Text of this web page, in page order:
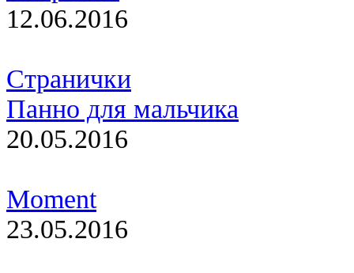
12.06.2016
Странички
Панно для мальчика
20.05.2016
Moment
23.05.2016